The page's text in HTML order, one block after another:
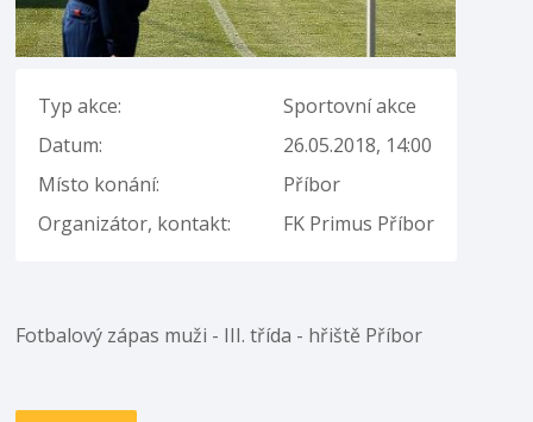
Typ akce:
Sportovní akce
Datum:
26.05.2018, 14:00
Místo konání:
Příbor
Organizátor, kontakt:
FK Primus Příbor
Fotbalový zápas muži - III. třída - hřiště Příbor